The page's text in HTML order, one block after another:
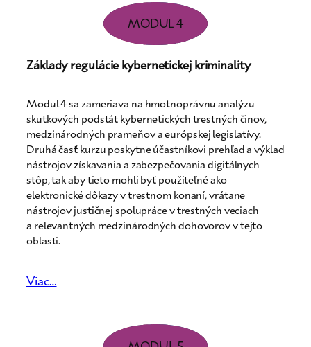
MODUL 4
Základy regulácie kybernetickej kriminality
Modul 4 sa zameriava na hmotnoprávnu analýzu
skutkových podstát kybernetických trestných činov,
medzinárodných prameňov a európskej legislatívy.
Druhá časť kurzu poskytne účastníkovi prehľad a výklad
nástrojov získavania a zabezpečovania digitálnych
stôp, tak aby tieto mohli byť použiteľné ako
elektronické dôkazy v trestnom konaní, vrátane
nástrojov justičnej spolupráce v trestných veciach
a relevantných medzinárodných dohovorov v tejto
oblasti.
Viac…